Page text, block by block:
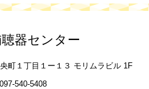
器センター
町１丁目１ー１３ モリムラビル 1F
540-5408